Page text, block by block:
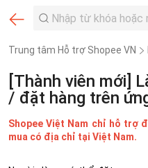
Trung tâm Hỗ trợ Shopee VN
[Thành viên mới]
/ đặt hàng trên
Shopee Việt Nam chỉ hỗ trợ
mua có địa chỉ tại Việt Nam.